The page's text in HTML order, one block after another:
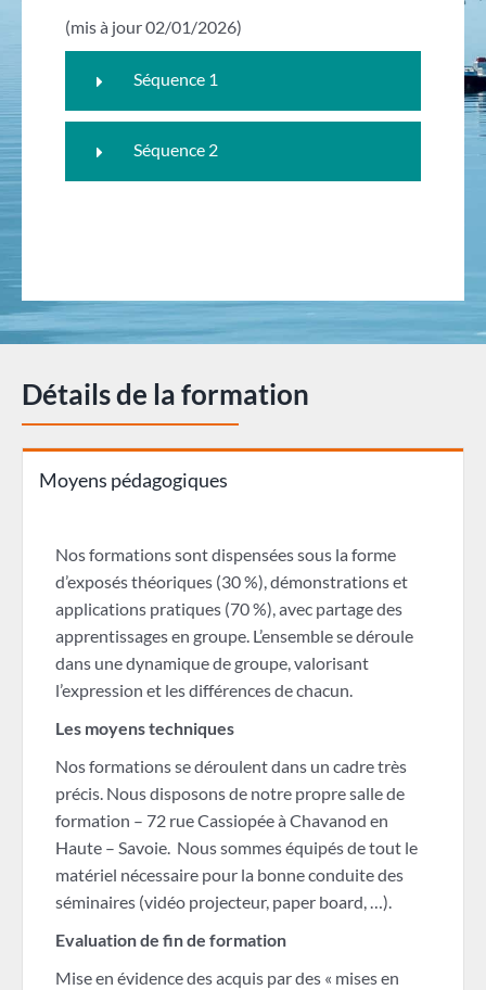
(mis à jour 02/01/2026)
Séquence 1
Séquence 2
Détails de la formation
Moyens pédagogiques
Nos formations sont dispensées sous la forme
d’exposés théoriques (30 %), démonstrations et
applications pratiques (70 %), avec partage des
apprentissages en groupe. L’ensemble se déroule
dans une dynamique de groupe, valorisant
l’expression et les différences de chacun.
Les moyens techniques
Nos formations se déroulent dans un cadre très
précis. Nous disposons de notre propre salle de
formation – 72 rue Cassiopée à Chavanod en
Haute – Savoie. Nous sommes équipés de tout le
matériel nécessaire pour la bonne conduite des
séminaires (vidéo projecteur, paper board, …).
Evaluation de fin de formation
Mise en évidence des acquis par des « mises en